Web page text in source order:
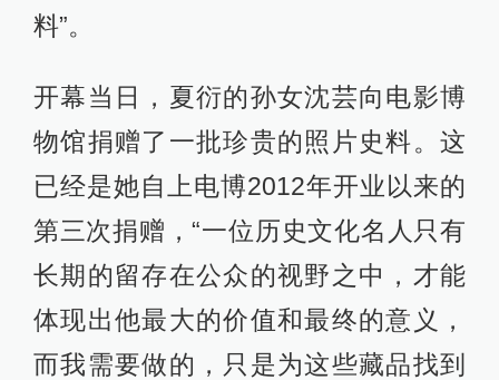
料”。
开幕当日，夏衍的孙女沈芸向电影博
物馆捐赠了一批珍贵的照片史料。这
已经是她自上电博2012年开业以来的
第三次捐赠，“一位历史文化名人只有
长期的留存在公众的视野之中，才能
体现出他最大的价值和最终的意义，
而我需要做的，只是为这些藏品找到